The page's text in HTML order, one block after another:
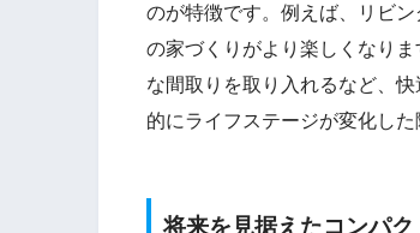
のが特徴です。例えば、リビ
の家づくりがより楽しくなり
な間取りを取り入れるなど、
的にライフステージが変化し
将来を見据えたコンパ